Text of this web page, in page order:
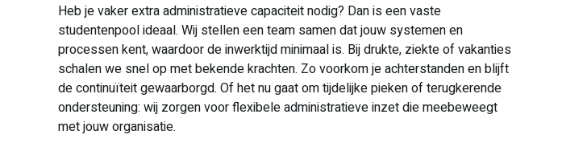
Heb je vaker extra administratieve capaciteit nodig? Dan is een vaste
studentenpool ideaal. Wij stellen een team samen dat jouw systemen en
processen kent, waardoor de inwerktijd minimaal is. Bij drukte, ziekte of vakanties
schalen we snel op met bekende krachten. Zo voorkom je achterstanden en blijft
de continuïteit gewaarborgd. Of het nu gaat om tijdelijke pieken of terugkerende
ondersteuning: wij zorgen voor flexibele administratieve inzet die meebeweegt
met jouw organisatie.